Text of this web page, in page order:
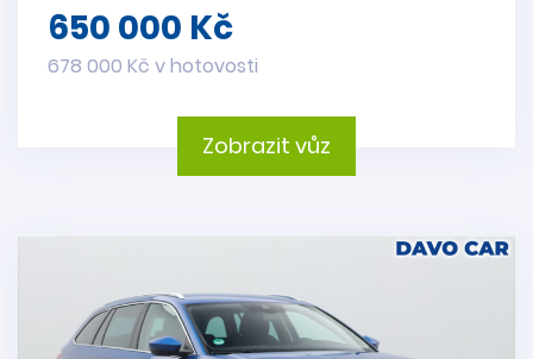
650 000 Kč
678 000 Kč v hotovosti
Zobrazit vůz